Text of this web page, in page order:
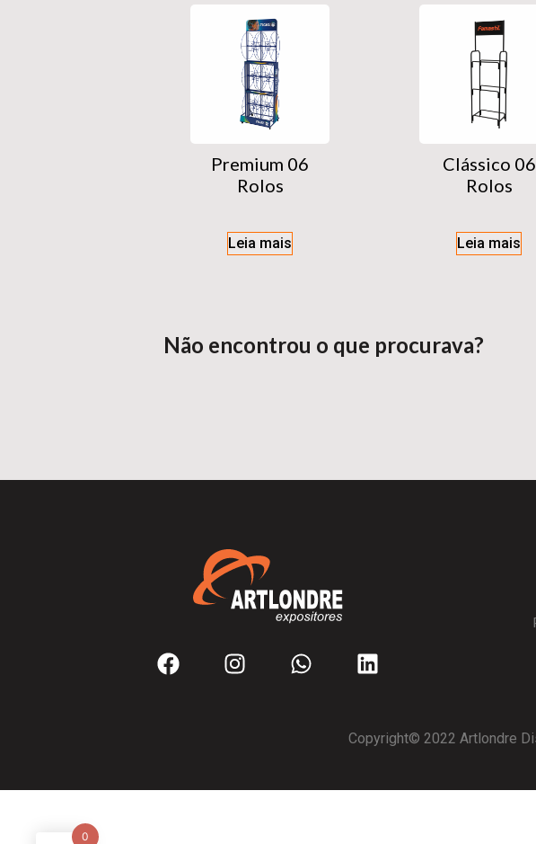
Premium 06
Rolos
Leia mais
Clássico 06
Rolos
Leia mais
Não encontrou o que procurava?
Copyright© 2022 Artlondre
0